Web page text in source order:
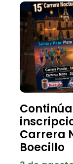
Carrera
Boecillo